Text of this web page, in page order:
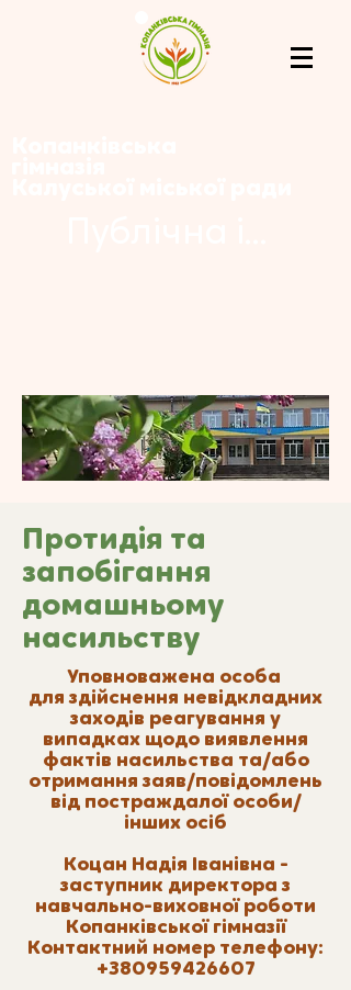
Протидія та
запобігання
домашньому
насильству
Уповноважена особа
для здійснення невідкладних
заходів реагування у
випадках щодо виявлення
фактів насильства та/або
отримання заяв/повідомлень
від постраждалої особи/
інших осіб
Коцан Надія Іванівна -
заступник директора з
навчально-виховної роботи
Копанківської гімназії
Контактний номер телефону:
+380959426607